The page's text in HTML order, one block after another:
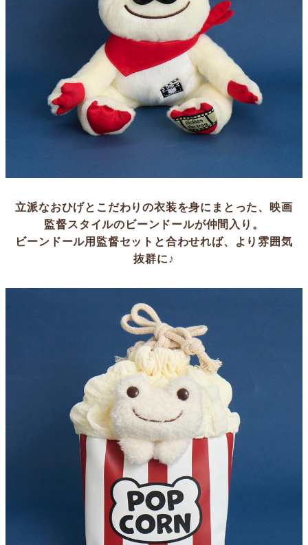
立派なおひげとこだわりの衣装を身にまとった、映画
監督スタイルのビーンドールが仲間入り。
ビーンドール用監督セットと合わせれば、より雰囲気
抜群に♪